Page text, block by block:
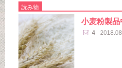
読み物
小麦粉製
4